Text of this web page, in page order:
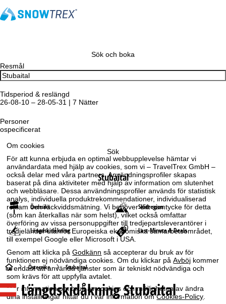
Om cookies
För att kunna erbjuda en optimal webbupplevelse hämtar vi
användardata med hjälp av cookies, som vi – TravelTrex GmbH –
också delar med våra partners. Användningsprofiler skapas
baserat på dina aktiviteter med hjälp av information om slutenhet
och webbläsare. Dessa användningsprofiler används för statistisk
analys, individuella produktrekommendationer, individualiserad
reklam och räckviddsmätning. Vi behöver ditt samtycke för detta
(som kan återkallas när som helst), vilket också omfattar
överföring av vissa personuppgifter till tredjepartsleverantörer i
tredjeländer utanför Europeiska ekonomiska samarbetsområdet,
till exempel Google eller Microsoft i USA.
Genom att klicka påGodkänn så accepterar du bruk av för
funktionen ej nödvändiga cookies. Om du klickar påAvböj kommer
vi endast att använda tjänster som är tekniskt nödvändiga och
som krävs för att uppfylla avtalet.
Mer information om bruk av cookies och möjligheten av ändra
dina inställningar hittar du i vår information omCookies-Policy
Sök och boka
Resmål
Tidsperiod & reslängd
26-08-10 – 28-05-31 | 7 Nätter
Personer
ospecificerat
Sök
Stubaital
Översikt Skidregion
Längdskidåkning Last-Minute & Deals
S
t
Österrike Stubaital
Längdskidåkning Stubaital